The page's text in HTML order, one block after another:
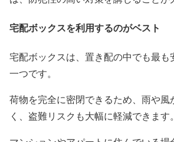
宅配ボックスを利用するのがベスト
宅配ボックスは、置き配の中でも最も
一つです。
荷物を完全に密閉できるため、雨や風
く、盗難リスクも大幅に軽減できます。